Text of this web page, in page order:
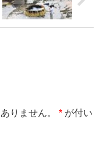
りません。 * が付い